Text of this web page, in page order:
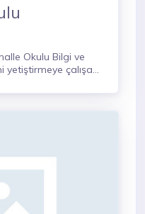
Okulu Bilgi ve
yetiştirmeye çalışan
bir kurumdur.